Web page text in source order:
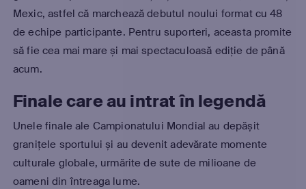
Mexic, astfel că marchează debutul noului format cu 48
de echipe participante. Pentru suporteri, aceasta promite
să fie cea mai mare și mai spectaculoasă ediție de până
acum.
Finale care au intrat în legendă
Unele finale ale Campionatului Mondial au depășit
granițele sportului și au devenit adevărate momente
culturale globale, urmărite de sute de milioane de
oameni din întreaga lume.